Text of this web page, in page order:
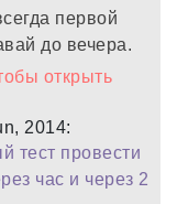
первой
до вечера.
2014:
тест провести
час и через 2